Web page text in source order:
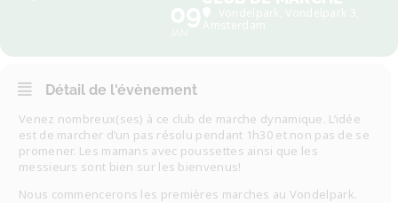
Détail de l'évènement
Venez nombreux(ses) à ce club de marche dynamique. L’idée
est de marcher d’un pas résolu pendant 1h30 et non pas de se
promener. Les mamans avec poussettes ainsi que les
messieurs sont bien sur les bienvenus!
Nous commencerons les premières marches au Vondelpark.